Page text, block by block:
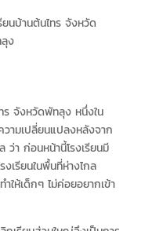
นบ้านต้นไทร จังหวัด
ง
ร จังหวัดพัทลุง หนึ่งใน
วามเปลี่ยนแปลงหลังจาก
า ก่อนหน้านี้โรงเรียนมี
เรียนในพื้นที่ห่างไกล
ให้เด็กๆ ไม่ค่อยอยากเข้า